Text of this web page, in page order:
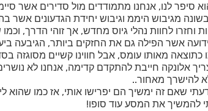
סיפר לנו, אנחנו מתמודדים מול סדירים אשר
מגיבוש היממ וגיבוש יחידת הגדעונים אשר
וחזרו לחוות נהלי גיוס מחדש, אך זוהי הדרך,
אשר הפילה גם את החזקים ביותר, הגיבעה
מאותו עומס, אבל חווינו קשיים
אלונקה חייבת להתקדם קדימה, אנחנו לא
להישרך מאחור..
שאם זה ימשיך הם יפרישו אותי, אז כמו
להמשיך את המסע עוד סופו!